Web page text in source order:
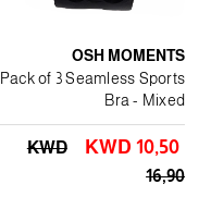
OSH MOMENTS
Pack of 3 Seamless Sports
Bra - Mixed
KWD 10٫50
KWD
16٫90